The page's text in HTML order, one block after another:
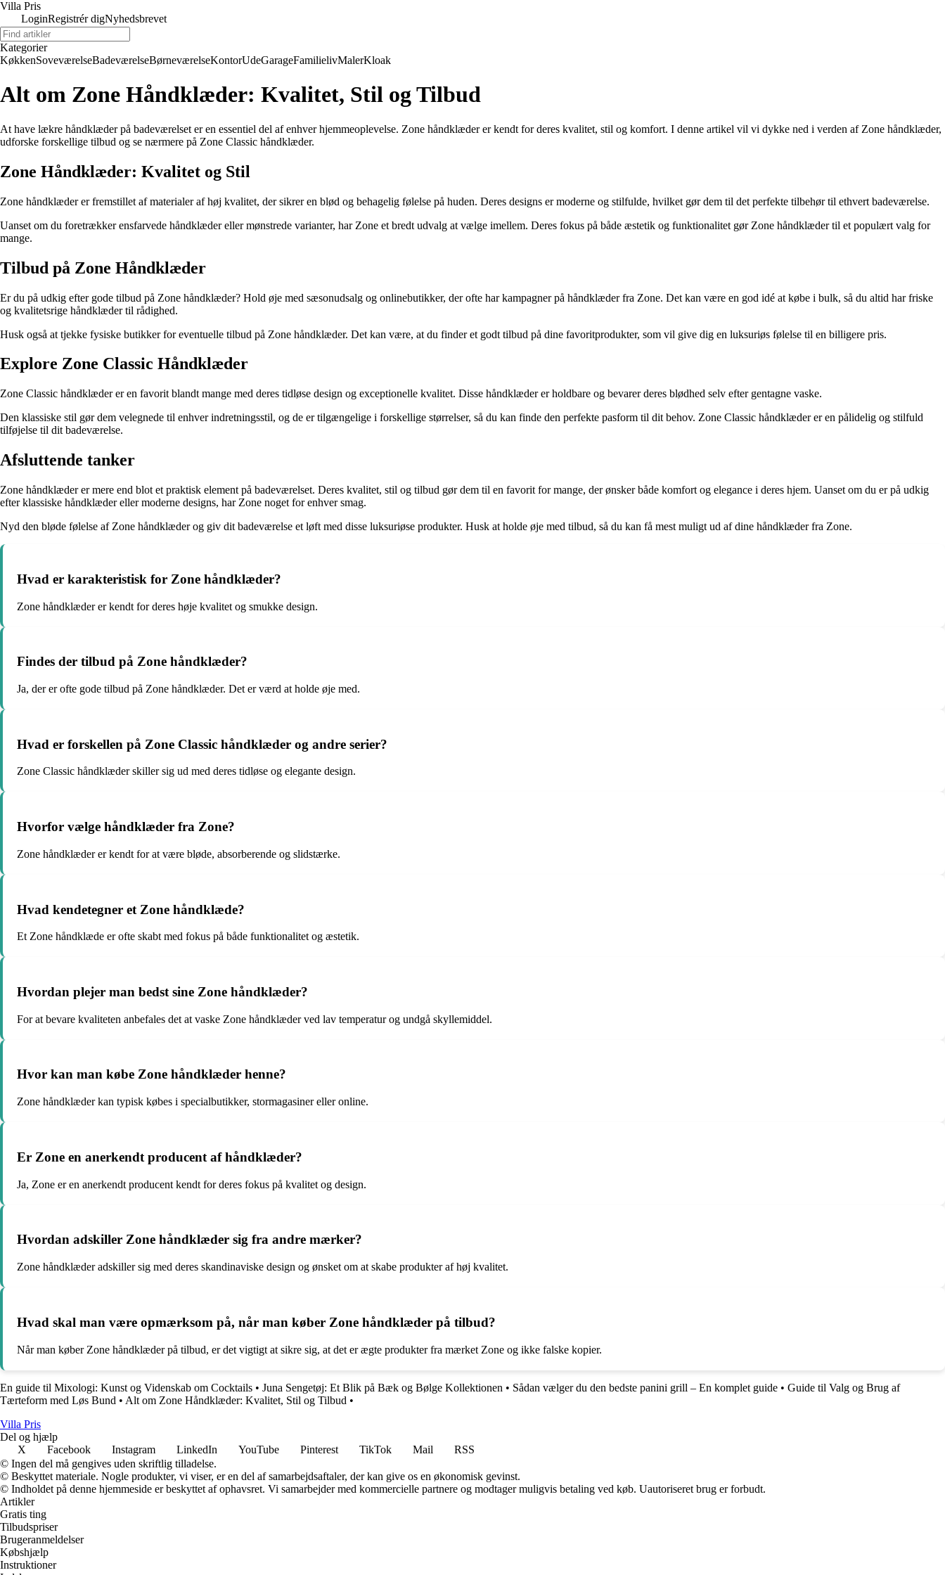
Villa Pris
LoginRegistrér digNyhedsbrevet
Kategorier
KøkkenSoveværelseBadeværelseBørneværelseKontorUdeGarageFamilielivMalerKloak
Alt om Zone Håndklæder: Kvalitet, Stil og Tilbud
At have lækre håndklæder på badeværelset er en essentiel del af enhver hjemmeoplevelse. Zone håndklæder er kendt for deres kvalitet, stil og komfort. I denne artikel vil vi dykke ned i verden af Zone håndklæder,
udforske forskellige tilbud og se nærmere på Zone Classic håndklæder.
Zone Håndklæder: Kvalitet og Stil
Zone håndklæder er fremstillet af materialer af høj kvalitet, der sikrer en blød og behagelig følelse på huden. Deres designs er moderne og stilfulde, hvilket gør dem til det perfekte tilbehør til ethvert badeværelse.
Uanset om du foretrækker ensfarvede håndklæder eller mønstrede varianter, har Zone et bredt udvalg at vælge imellem. Deres fokus på både æstetik og funktionalitet gør Zone håndklæder til et populært valg for
mange.
Tilbud på Zone Håndklæder
Er du på udkig efter gode tilbud på Zone håndklæder? Hold øje med sæsonudsalg og onlinebutikker, der ofte har kampagner på håndklæder fra Zone. Det kan være en god idé at købe i bulk, så du altid har friske
og kvalitetsrige håndklæder til rådighed.
Husk også at tjekke fysiske butikker for eventuelle tilbud på Zone håndklæder. Det kan være, at du finder et godt tilbud på dine favoritprodukter, som vil give dig en luksuriøs følelse til en billigere pris.
Explore Zone Classic Håndklæder
Zone Classic håndklæder er en favorit blandt mange med deres tidløse design og exceptionelle kvalitet. Disse håndklæder er holdbare og bevarer deres blødhed selv efter gentagne vaske.
Den klassiske stil gør dem velegnede til enhver indretningsstil, og de er tilgængelige i forskellige størrelser, så du kan finde den perfekte pasform til dit behov. Zone Classic håndklæder er en pålidelig og stilfuld
tilføjelse til dit badeværelse.
Afsluttende tanker
Zone håndklæder er mere end blot et praktisk element på badeværelset. Deres kvalitet, stil og tilbud gør dem til en favorit for mange, der ønsker både komfort og elegance i deres hjem. Uanset om du er på udkig
efter klassiske håndklæder eller moderne designs, har Zone noget for enhver smag.
Nyd den bløde følelse af Zone håndklæder og giv dit badeværelse et løft med disse luksuriøse produkter. Husk at holde øje med tilbud, så du kan få mest muligt ud af dine håndklæder fra Zone.
Hvad er karakteristisk for Zone håndklæder?
Zone håndklæder er kendt for deres høje kvalitet og smukke design.
Findes der tilbud på Zone håndklæder?
Ja, der er ofte gode tilbud på Zone håndklæder. Det er værd at holde øje med.
Hvad er forskellen på Zone Classic håndklæder og andre serier?
Zone Classic håndklæder skiller sig ud med deres tidløse og elegante design.
Hvorfor vælge håndklæder fra Zone?
Zone håndklæder er kendt for at være bløde, absorberende og slidstærke.
Hvad kendetegner et Zone håndklæde?
Et Zone håndklæde er ofte skabt med fokus på både funktionalitet og æstetik.
Hvordan plejer man bedst sine Zone håndklæder?
For at bevare kvaliteten anbefales det at vaske Zone håndklæder ved lav temperatur og undgå skyllemiddel.
Hvor kan man købe Zone håndklæder henne?
Zone håndklæder kan typisk købes i specialbutikker, stormagasiner eller online.
Er Zone en anerkendt producent af håndklæder?
Ja, Zone er en anerkendt producent kendt for deres fokus på kvalitet og design.
Hvordan adskiller Zone håndklæder sig fra andre mærker?
Zone håndklæder adskiller sig med deres skandinaviske design og ønsket om at skabe produkter af høj kvalitet.
Hvad skal man være opmærksom på, når man køber Zone håndklæder på tilbud?
Når man køber Zone håndklæder på tilbud, er det vigtigt at sikre sig, at det er ægte produkter fra mærket Zone og ikke falske kopier.
En guide til Mixologi: Kunst og Videnskab om Cocktails • Juna Sengetøj: Et Blik på Bæk og Bølge Kollektionen • Sådan vælger du den bedste panini grill – En komplet guide • Guide til Valg og Brug af
Tærteform med Løs Bund • Alt om Zone Håndklæder: Kvalitet, Stil og Tilbud •
Villa Pris
Del og hjælp
X
Facebook Instagram LinkedIn YouTube Pinterest TikTok Mail
RSS
© Ingen del må gengives uden skriftlig tilladelse.
© Beskyttet materiale. Nogle produkter, vi viser, er en del af samarbejdsaftaler, der kan give os en økonomisk gevinst.
© Indholdet på denne hjemmeside er beskyttet af ophavsret. Vi samarbejder med kommercielle partnere og modtager muligvis betaling ved køb. Uautoriseret brug er forbudt.
Artikler
Gratis ting
Tilbudspriser
Brugeranmeldelser
Købshjælp
Instruktioner